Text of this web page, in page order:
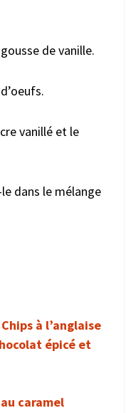
de vanille.
vanillé et le
dans le mélange
à l’anglaise
épicé et
caramel